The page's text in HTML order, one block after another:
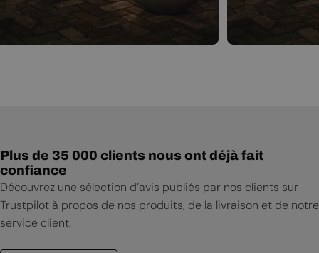
Plus de 35 000 clients nous ont déjà fait
confiance
Découvrez une sélection d’avis publiés par nos clients sur
Trustpilot à propos de nos produits, de la livraison et de notre
service client.